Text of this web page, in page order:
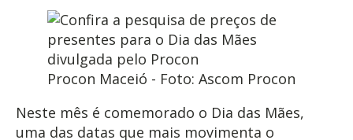
Procon Maceió - Foto: Ascom Procon
Neste mês é comemorado o Dia das Mães,
uma das datas que mais movimenta o